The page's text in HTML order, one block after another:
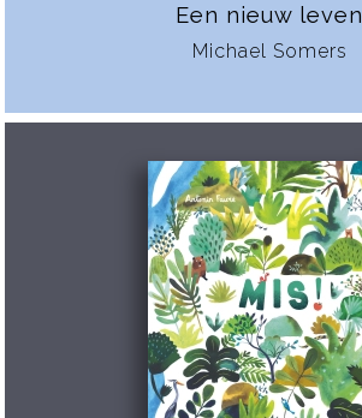
Een nieuw leven
Michael Somers